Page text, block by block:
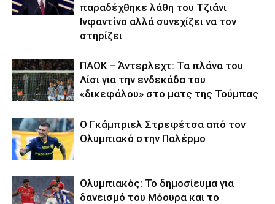
παραδέχθηκε λάθη του Τζιάνι
Ινφαντίνο αλλά συνεχίζει να τον
στηρίζει
ΠΑΟΚ – Άντερλεχτ: Τα πλάνα του
Λίσι για την ενδεκάδα του
«δικεφάλου» στο ματς της Τούμπας
Ο Γκάμπριελ Στρεφέτσα από τον
Ολυμπιακό στην Παλέρμο
Ολυμπιακός: Το δημοσίευμα για
δανεισμό του Μόουρα και το